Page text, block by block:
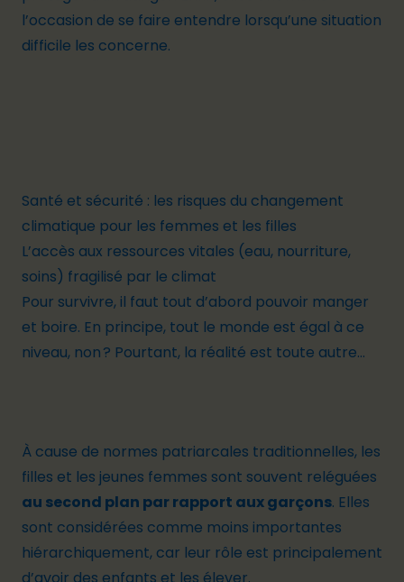
l’occasion de se faire entendre lorsqu’une situation
difficile les concerne.
Santé et sécurité : les risques du changement
climatique pour les femmes et les filles
L’accès aux ressources vitales (eau, nourriture,
soins) fragilisé par le climat
Pour survivre, il faut tout d’abord pouvoir manger
et boire. En principe, tout le monde est égal à ce
niveau, non ? Pourtant, la réalité est toute autre...
À cause de normes patriarcales traditionnelles, les
filles et les jeunes femmes sont souvent reléguées
au second plan par rapport aux garçons. Elles
sont considérées comme moins importantes
hiérarchiquement, car leur rôle est principalement